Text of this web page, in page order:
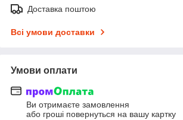
Доставка поштою
Всі умови доставки
Умови оплати
Ви отримаєте замовлення
або гроші повернуться на вашу картку